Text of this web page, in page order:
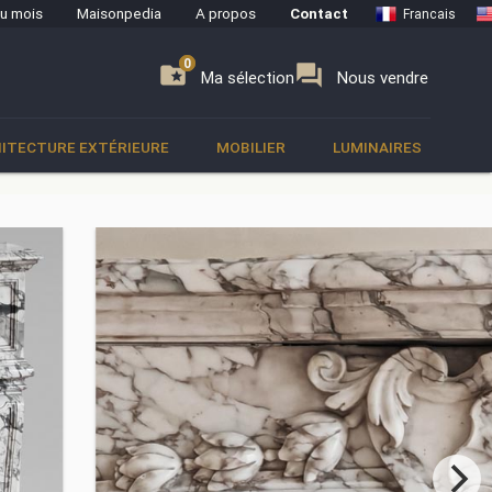
mois Maisonpedia A propos Contact Francais
folder_special Ma sélection
0 forum Nous vendre
0
EXTÉRIEURE MOBILIER LUMINAIRES